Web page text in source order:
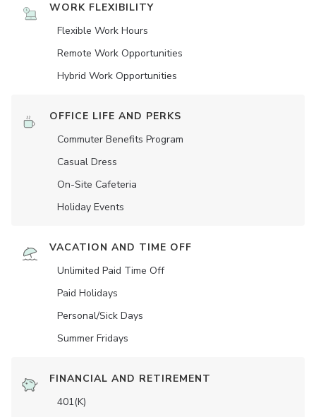
WORK FLEXIBILITY
Flexible Work Hours
Remote Work Opportunities
Hybrid Work Opportunities
OFFICE LIFE AND PERKS
Commuter Benefits Program
Casual Dress
On-Site Cafeteria
Holiday Events
VACATION AND TIME OFF
Unlimited Paid Time Off
Paid Holidays
Personal/Sick Days
Summer Fridays
FINANCIAL AND RETIREMENT
401(K)